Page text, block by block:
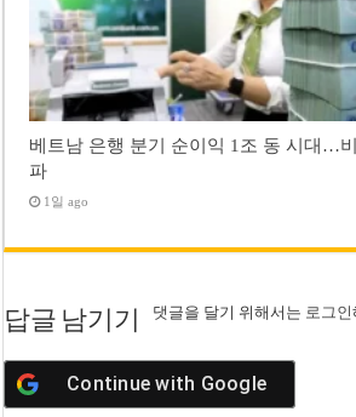
베트남 은행 분기 순이익 1조 동 시대…
파
1일 ago
답글 남기기 댓글을 달기 위해서는 로그인
Continue with Google